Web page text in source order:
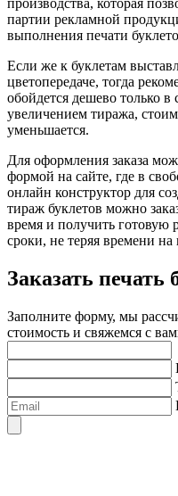
производства, которая
партии рекламной
выполнения печати
Если же к буклетам
цветопередаче, тогда
обойдется дешево только
увеличением тиража,
уменьшается.
Для оформления заказа
формой на сайте, где в
онлайн конструктор для
тираж буклетов можно
время и получить
сроки, не теряя времени
Заказать печать
Заполните форму, мы
стоимость и свяжемся с